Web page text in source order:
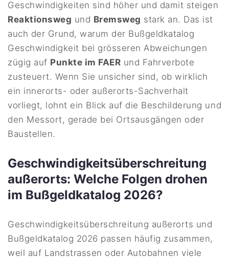
Geschwindigkeiten sind höher und damit steigen
Reaktionsweg und Bremsweg stark an. Das ist
auch der Grund, warum der Bußgeldkatalog
Geschwindigkeit bei grösseren Abweichungen
zügig auf Punkte im FAER und Fahrverbote
zusteuert. Wenn Sie unsicher sind, ob wirklich
ein innerorts- oder außerorts-Sachverhalt
vorliegt, lohnt ein Blick auf die Beschilderung und
den Messort, gerade bei Ortsausgängen oder
Baustellen.
Geschwindigkeitsüberschreitung
außerorts: Welche Folgen drohen
im Bußgeldkatalog 2026?
Geschwindigkeitsüberschreitung außerorts und
Bußgeldkatalog 2026 passen häufig zusammen,
weil auf Landstrassen oder Autobahnen viele